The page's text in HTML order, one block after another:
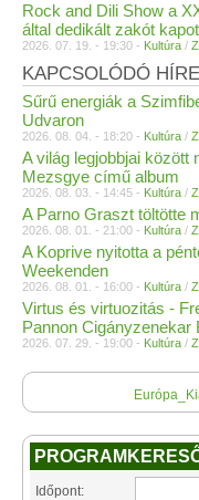
Rock and Dili Show a
által dedikált zakót
2026. 07. 19. - 19:30 - Kultúra /
KAPCSOLÓDÓ
Sűrű energiák a
Udvaron
2026. 08. 04. - 18:20 - Kultúra /
A világ legjobbjai között
Mezsgye című album
2026. 08. 03. - 14:45 - Kultúra /
A Parno Graszt töltötte
2026. 08. 01. - 21:00 - Kultúra /
A Koprive nyitotta a
Weekenden
2026. 08. 01. - 16:00 - Kultúra /
Virtus és virtuozitás -
Pannon Cigányzenekar
2026. 07. 29. - 19:00 - Kultúra /
Időpont: